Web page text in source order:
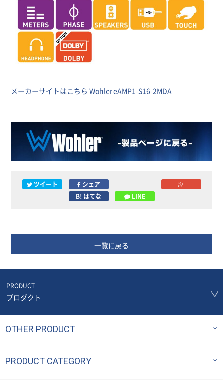
メーカーサイトはこちら Wohler eAMP1-S16-2MDA
ツイート
シェア
B! はてな
LINE
一覧に戻る
PRODUCT
プロダクト
OTHER PRODUCT
PRODUCT CATEGORY